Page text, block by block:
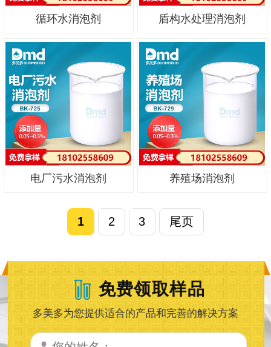
循环水消泡剂 盾构水处理消泡剂
电厂污水消泡剂 养殖场消泡剂
1 2 3 尾页
免费领取样品
多美多为您提供适合的产品和完善的解决方案